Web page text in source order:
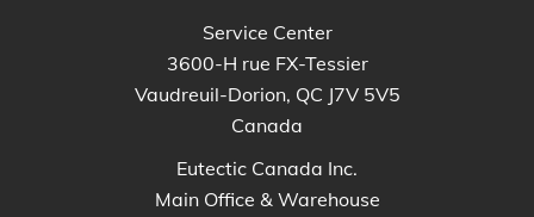
Service Center
3600-H rue FX-Tessier
Vaudreuil-Dorion, QC J7V 5V5
Canada
Eutectic Canada Inc.
Main Office & Warehouse